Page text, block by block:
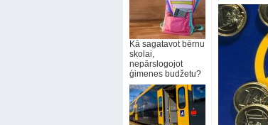
Kā sagatavot bērnu
skolai,
nepārslogojot
ģimenes budžetu?